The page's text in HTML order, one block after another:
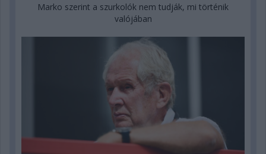
Marko szerint a szurkolók nem tudják, mi történik
valójában